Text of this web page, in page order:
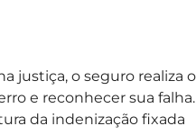
justiça, o seguro realiza o
e reconhecer sua falha.
da indenização fixada